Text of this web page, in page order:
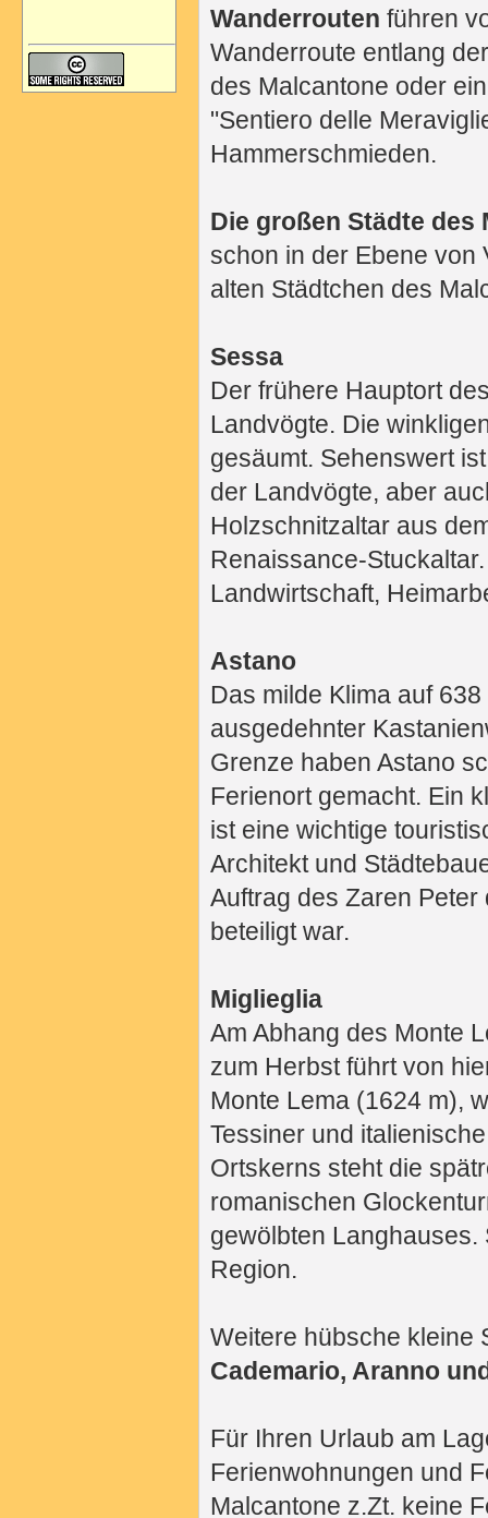
Wanderrouten führen
Wanderroute entlang
des Malcantone oder
"Sentiero delle
Hammerschmieden.
Die großen Städte des
schon in der Ebene von
alten Städtchen des
Sessa
Der frühere Hauptort
Landvögte. Die
gesäumt. Sehenswert
der Landvögte, aber
Holzschnitzaltar aus
Renaissance-
Landwirtschaft,
Astano
Das milde Klima auf
ausgedehnter
Grenze haben Astano
Ferienort gemacht. Ein
ist eine wichtige
Architekt und
Auftrag des Zaren
beteiligt war.
Miglieglia
Am Abhang des Monte
zum Herbst führt von
Monte Lema (1624 m),
Tessiner und
Ortskerns steht die
romanischen
gewölbten
Region.
Weitere hübsche kleine
Cademario, Aranno
Für Ihren Urlaub am
Ferienwohnungen und
Malcantone z.Zt. keine